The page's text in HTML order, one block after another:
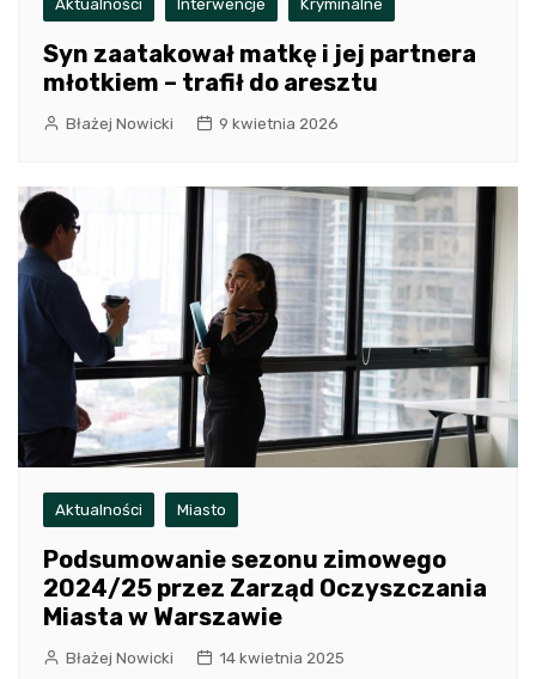
Aktualności Interwencje Kryminalne
Syn zaatakował matkę i jej partnera
młotkiem – trafił do aresztu
Błażej Nowicki 9 kwietnia 2026
Aktualności Miasto
Podsumowanie sezonu zimowego
2024/25 przez Zarząd Oczyszczania
Miasta w Warszawie
Błażej Nowicki 14 kwietnia 2025